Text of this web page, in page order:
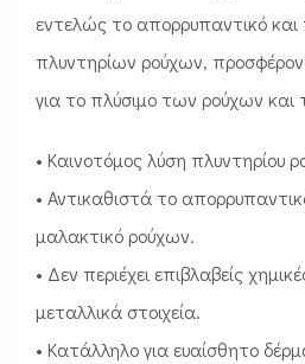
εντελώς το απορρυπαντικό και
πλυντηρίων ρούχων,
για το πλύσιμο των ρούχων και
• Καινοτόμος λύση πλυντηρίου
• Αντικαθιστά το
μαλακτικό ρούχων.
• Δεν περιέχει επιβλαβείς
μεταλλικά στοιχεία.
• Κατάλληλο για ευαίσθητο